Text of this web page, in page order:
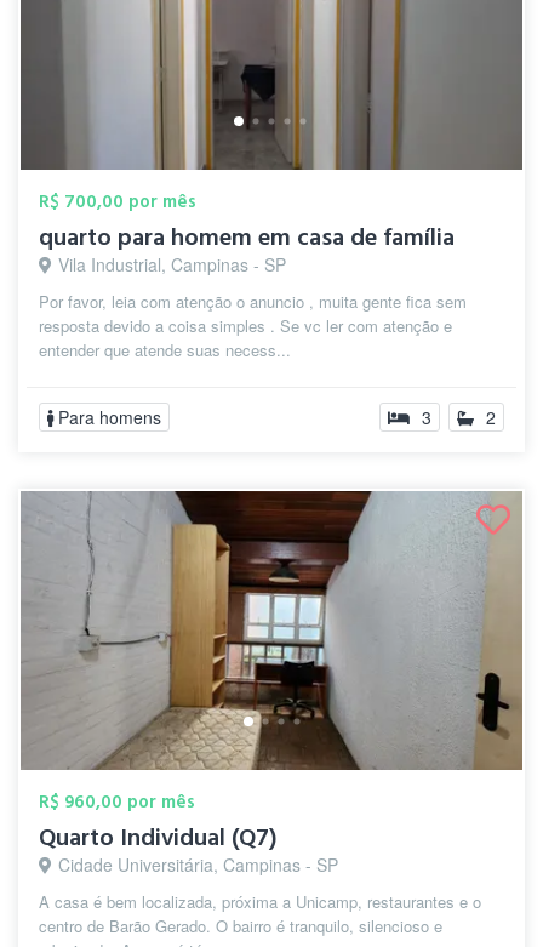
R$ 700,00 por mês
quarto para homem em casa de família
Vila Industrial, Campinas - SP
Por favor, leia com atenção o anuncio , muita gente fica sem
resposta devido a coisa simples . Se vc ler com atenção e
entender que atende suas necess...
Para homens 3 2
R$ 960,00 por mês
Quarto Individual (Q7)
Cidade Universitária, Campinas - SP
A casa é bem localizada, próxima a Unicamp, restaurantes e o
centro de Barão Gerado. O bairro é tranquilo, silencioso e